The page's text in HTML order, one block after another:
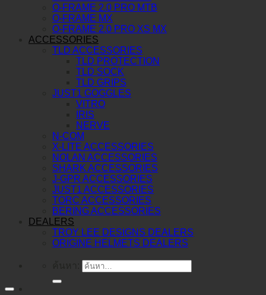
O-FRAME 2.0 PRO MTB
O-FRAME MX
O-FRAME 2.0 PRO XS MX
ACCESSORIES
TLD ACCESSORIES
TLD PROTECTION
TLD SOCK
TLD GRIPS
JUST1 GOGGLES
VITRO
IRIS
NERVE
N-COM
X-LITE ACCESSORIES
NOLAN ACCESSORIES
SHARK ACCESSORIES
J-GPR ACCESSORIES
JUST1 ACCESSORIES
TORC ACCESSORIES
BERING ACCESSORIES
DEALERS
TROY LEE DESIGNS DEALERS
ORIGINE HELMETS DEALERS